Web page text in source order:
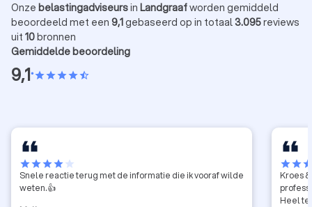
Onze belastingadviseursin Landgraafworden gemiddeld
beoordeeld met een 9,1gebaseerd op in totaal3.095reviews
uit 10bronnen
Gemiddelde beoordeling
9,1•starstarstarstarstar_half
starstarstarstarstar
Snele reactie terug met de informatie die ik vooraf wilde
weten.👍
starstar
Kroes
Heel